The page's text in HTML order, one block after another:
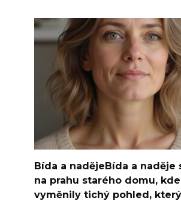
Bída a nadějeBída a naděje
na prahu starého domu,
vyměnily tichý pohled,